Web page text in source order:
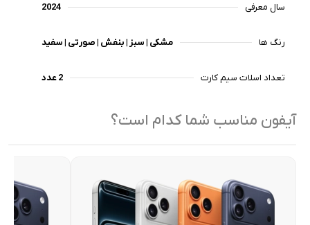
سال معرفی 2024
رنگ‌ ها مشکی | سبز | بنفش | صورتی | سفید
تعداد اسلات سیم کارت 2 عدد
آیفون مناسب شما کدام است؟